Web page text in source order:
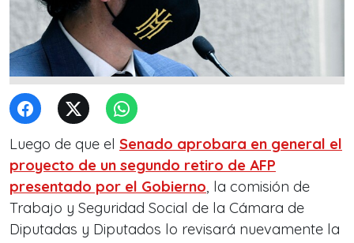
Luego de que el Senado aprobara en general el
proyecto de un segundo retiro de AFP
presentado por el Gobierno, la comisión de
Trabajo y Seguridad Social de la Cámara de
Diputadas y Diputados lo revisará nuevamente la